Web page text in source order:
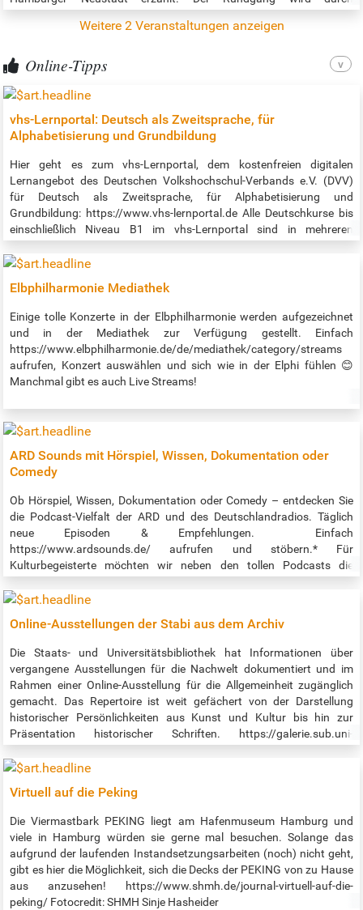
wird die Geschichte lebendig. Startpunkt ist das Rathaus / der
Weitere 2 Veranstaltungen anzeigen
Online-Tipps
vhs-Lernportal: Deutsch als Zweitsprache, für
Alphabetisierung und Grundbildung
Hier geht es zum vhs-Lernportal, dem kostenfreien digitalen
Lernangebot des Deutschen Volkshochschul-Verbands e.V. (DVV)
für Deutsch als Zweitsprache, für Alphabetisierung und
Grundbildung: https://www.vhs-lernportal.de Alle Deutschkurse bis
einschließlich Niveau B1 im vhs-Lernportal sind in mehreren
insbesondere diejenigen, die noch keinen Platz in einem Deutschkurs
Deutschlernen zu beginnen. Darüber hinaus erleichtert die
Übersetzung Lehrkräften den Unterricht mit dem vhs-Lernportal.
Zum Lernen werden lediglich ein Smartphone und ein Internetzugang
benötigt. Zu jedem Deutschkurs gibt es zudem passende Apps, mit
denen auch offline gelernt werden kann. Die Apps sind ebenfalls in
mehreren Sprachen und auch in einer ukrainischen Version
verfügbar. Quelle: https://www.vhs-hamburg.de/deutsch/vhs-
lernportal-1076
Elbphilharmonie Mediathek
Einige tolle Konzerte in der Elbphilharmonie werden aufgezeichnet
und in der Mediathek zur Verfügung gestellt. Einfach
https://www.elbphilharmonie.de/de/mediathek/category/streams
aufrufen, Konzert auswählen und sich wie in der Elphi fühlen 😊
Manchmal gibt es auch Live Streams!
ARD Sounds mit Hörspiel, Wissen, Dokumentation oder
Comedy
Ob Hörspiel, Wissen, Dokumentation oder Comedy – entdecken Sie
die Podcast-Vielfalt der ARD und des Deutschlandradios. Täglich
neue Episoden & Empfehlungen. Einfach
https://www.ardsounds.de/ aufrufen und stöbern.* Für
Kulturbegeisterte möchten wir neben den tollen Podcasts die
Klassiker und auch aktuelles! Hörbücher unter
unter https://www.ardsounds.de/rubrik/hoerspiel-112/ Auch als
app: https://www.ardsounds.de/apps/ *Hieß früher ARD Audiothek,
nun heißt es ARD Sounds.
Online-Ausstellungen der Stabi aus dem Archiv
Die Staats- und Universitätsbibliothek hat Informationen über
vergangene Ausstellungen für die Nachwelt dokumentiert und im
Rahmen einer Online-Ausstellung für die Allgemeinheit zugänglich
gemacht. Das Repertoire ist weit gefächert von der Darstellung
historischer Persönlichkeiten aus Kunst und Kultur bis hin zur
Präsentation historischer Schriften. https://galerie.sub.uni-
Kulturgut Digital" in einer umfangreichen Kollektion von Drucken,
seinen ganz persönlichen Einblick in die Hamburger Geschichte
erhalten. https://digitalisate.sub.uni-hamburg.de
Virtuell auf die Peking
Die Viermastbark PEKING liegt am Hafenmuseum Hamburg und
viele in Hamburg würden sie gerne mal besuchen. Solange das
aufgrund der laufenden Instandsetzungsarbeiten (noch) nicht geht,
gibt es hier die Möglichkeit, sich die Decks der PEKING von zu Hause
aus anzusehen! https://www.shmh.de/journal-virtuell-auf-die-
peking/ Fotocredit: SHMH Sinje Hasheider